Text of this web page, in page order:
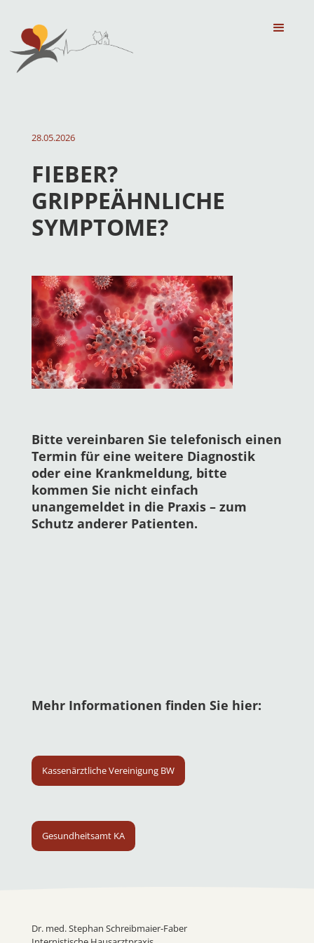
28.05.2026
FIEBER?
GRIPPEÄHNLICHE
SYMPTOME?
Bitte vereinbaren Sie telefonisch einen
Termin für eine weitere Diagnostik
oder eine Krankmeldung, bitte
kommen Sie nicht einfach
unangemeldet in die Praxis – zum
Schutz anderer Patienten.
Mehr Informationen finden Sie hier:
Kassenärztliche Vereinigung BW
Gesundheitsamt KA
Dr. med. Stephan Schreibmaier-Faber